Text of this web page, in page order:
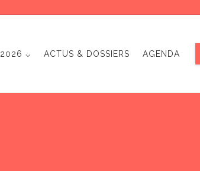
2026 ⌵ ACTUS & DOSSIERS AGENDA